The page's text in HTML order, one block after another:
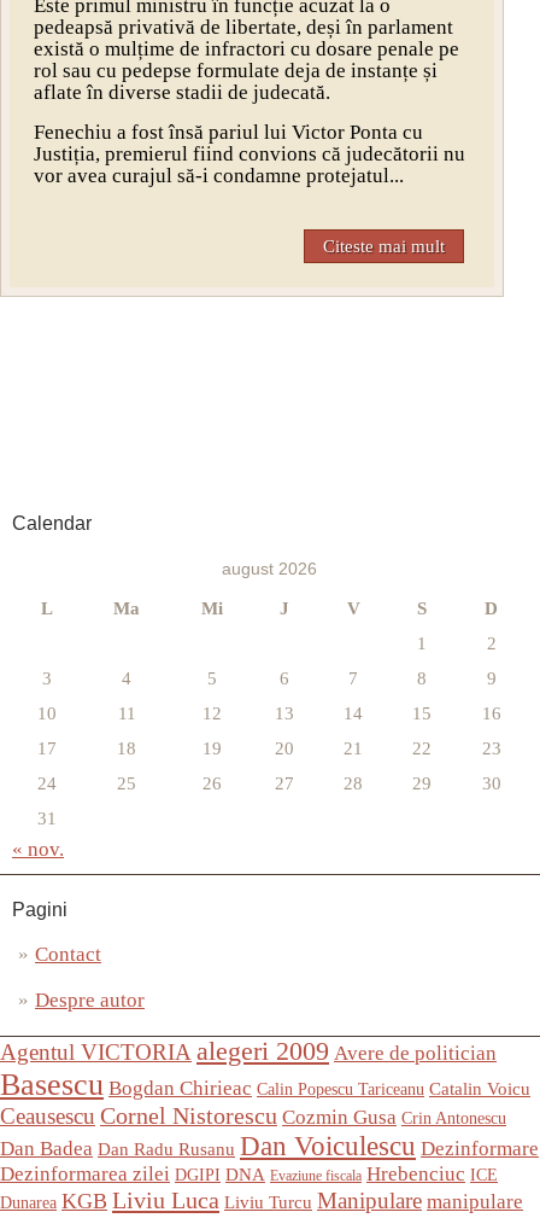
Este primul ministru în funcție acuzat la o
pedeapsă privativă de libertate, deși în parlament
există o mulțime de infractori cu dosare penale pe
rol sau cu pedepse formulate deja de instanțe și
aflate în diverse stadii de judecată.
Fenechiu a fost însă pariul lui Victor Ponta cu
Justiția, premierul fiind convions că judecătorii nu
vor avea curajul să-i condamne protejatul...
Citeste mai mult
Calendar
august 2026
L Ma Mi J V S
D
1
2
3
4 5 6 7 8
9
10
11 12 13 14 15
16
17
18 19 20 21 22
23
24
25 26 27 28 29
30
31
« nov.
Pagini
Contact
Despre autor
Agentul VICTORIA alegeri 2009 Avere de politician
Basescu Bogdan Chirieac Calin Popescu Tariceanu Catalin Voicu
Ceausescu Cornel Nistorescu Cozmin Gusa Crin Antonescu
Dan Badea Dan Radu Rusanu Dan Voiculescu Dezinformare
Dezinformarea zilei DGIPI DNA Evaziune fiscala Hrebenciuc ICE
Dunarea KGB Liviu Luca Liviu Turcu Manipulare manipulare